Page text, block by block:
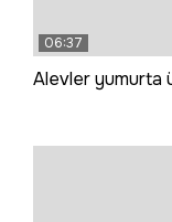
06:37
Alevler yumurta